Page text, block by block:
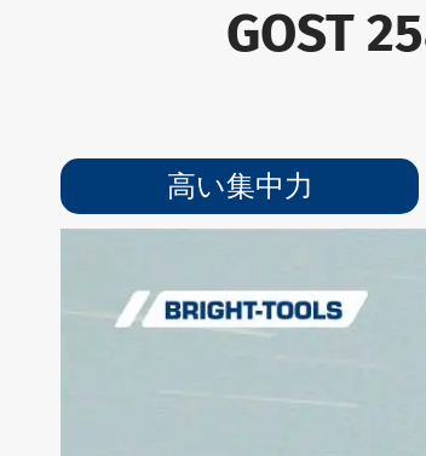
GOST
高い集中力